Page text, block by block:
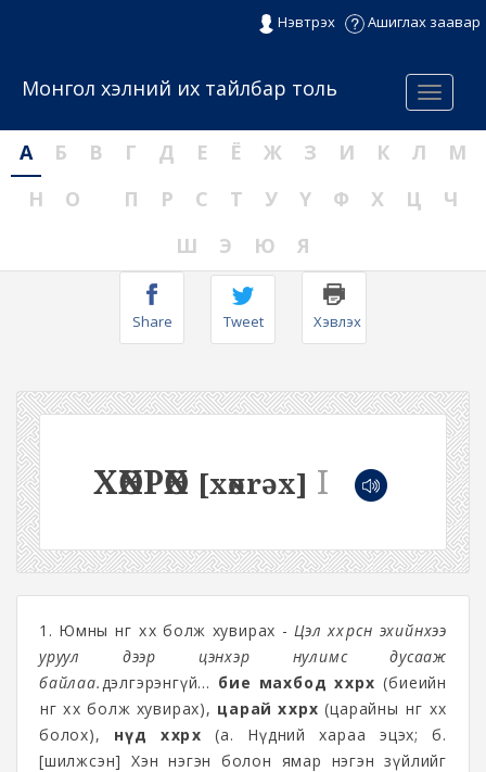
Нэвтрэх Ашиглах заавар
Menu
Монгол хэлний их тайлбар толь
А Б В Г Д Е Ё Ж З И К Л
М
Н
О П Р С Т У Ү Ф Х Ц
Ч
Ш
Э Ю Я
Share Tweet Хэвлэх
ХӨХРӨХ [xөxrəx] I
1. Юмны өнгө хөх болж хувирах - Цэл хөхөрсөн эхийнхээ
уруул дээр цэнхэр нулимс дусааж
байлаа.дэлгэрэнгүй... бие махбод хөхрөх (биеийн
өнгө хөх болж хувирах), царай хөхрөх (царайны өнгө хөх
болох), нүд хөхрөх (а. Нүдний хараа эцэх; б.
[шилжсэн] Хэн нэгэн болон ямар нэгэн зүйлийг